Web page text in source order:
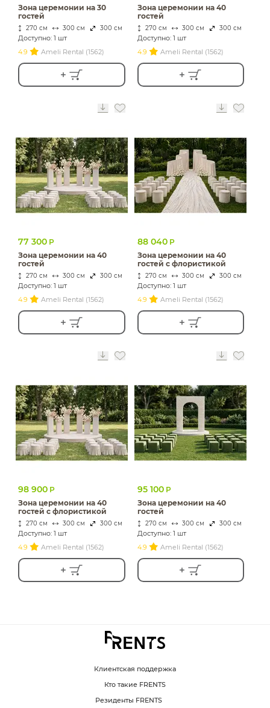
Зона церемонии на 30
гостей
270 см 300 см 300 см
Доступно: 1 шт
4.9
Ameli Rental (1562)
Зона церемонии на 40
гостей
270 см 300 см 300 см
Доступно: 1 шт
4.9
Ameli Rental (1562)
77 300 Р
Зона церемонии на 40
гостей
270 см 300 см 300 см
Доступно: 1 шт
4.9
Ameli Rental (1562)
88 040 Р
Зона церемонии на 40
гостей c флористикой
270 см 300 см 300 см
Доступно: 1 шт
4.9
Ameli Rental (1562)
98 900 Р
Зона церемонии на 40
гостей с флористикой
270 см 300 см 300 см
Доступно: 1 шт
4.9
Ameli Rental (1562)
95 100 Р
Зона церемонии на 40
гостей
270 см 300 см 300 см
Доступно: 1 шт
4.9
Ameli Rental (1562)
Клиентская поддержка
Кто такие FRENTS
Резиденты FRENTS